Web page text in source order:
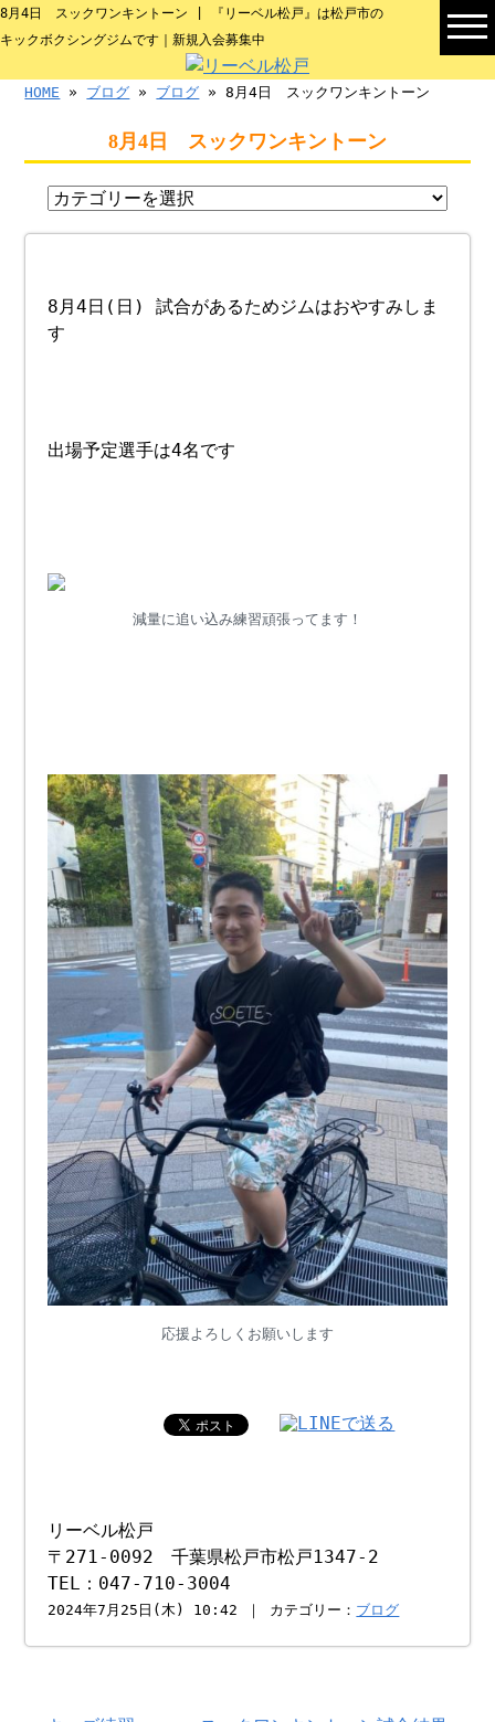
8月4日 スックワンキントーン | 『リーベル松戸』は松戸市の
キックボクシングジムです｜新規入会募集中
HOME » ブログ » ブログ » 8月4日 スックワンキントーン
8月4日 スックワンキントーン
8月4日(日) 試合があるためジムはおやすみしま
す
出場予定選手は4名です
減量に追い込み練習頑張ってます！
応援よろしくお願いします
リーベル松戸
〒271-0092 千葉県松戸市松戸1347-2
TEL：047-710-3004
2024年7月25日(木) 10:42 ｜ カテゴリー： ブログ